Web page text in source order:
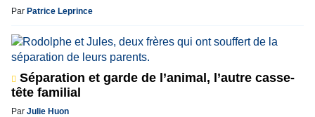
Par Patrice Leprince
Séparation et garde de l’animal, l’autre casse-
tête familial
Par Julie Huon